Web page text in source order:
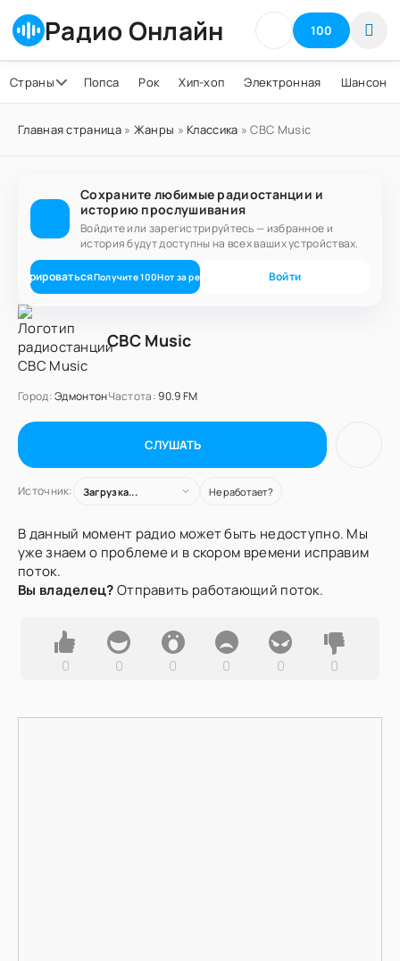
Радио Онлайн 100
Страны Попса Рок Хип-хоп Электронная Шансон
Главная страница» Жанры » Классика » CBC Music
Сохраните любимые радиостанции и
историю прослушивания
Войдите или зарегистрируйтесь — избранное и
история будут доступны на всех ваших устройствах.
Получите100Нот за регистрацию Войти
CBC Music
Город:ЭдмонтонЧастота:90.9 FM
СЛУШАТЬ
Источник: Загрузка... Не работает?
В данный момент радио может быть недоступно. Мы
уже знаем о проблеме и в скором времени исправим
поток.
Вы владелец?Отправить работающий поток.
0 0 0 0 0 0